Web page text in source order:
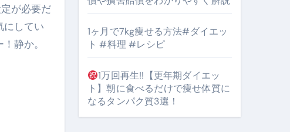
点となるのが独自ドメイン
を最安で手に入れる方法
ホ防衛システム」完全ガイド
が必要だ
にしてい
静か。
1ヶ月で7kg痩せる方法#ダイエッ
ト #料理 #レシピ
1万回再生!!【更年期ダイエッ
ト】朝に食べるだけで痩せ体質に
なるタンパク質3選！